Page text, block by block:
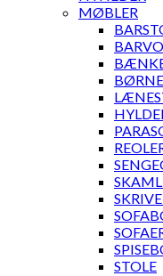
MØBLER
STOLE